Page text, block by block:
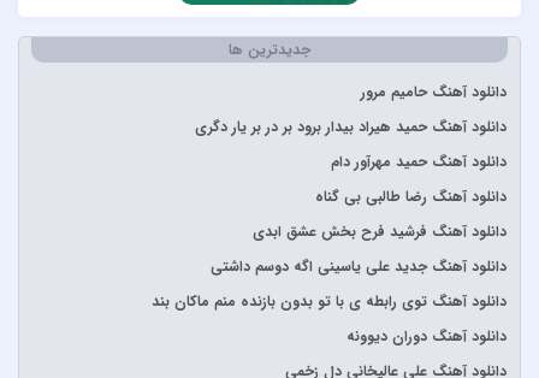
آرتا و آرون
آرتا و پارسالیپ
آرش AP
آرش و ساسی
آرمان گرشاسبی
آرمین زارعی
آرون افشار
آصف آریا
آیتوکان
آیسم
جدیدترین ها
دانلود آهنگ حامیم مرور
دانلود آهنگ حمید هیراد بیدار برود بر در بر یار دگری
دانلود آهنگ حمید مهرآور دام
دانلود آهنگ رضا طالبی بی گناه
دانلود آهنگ فرشید فرح بخش عشق ابدی
دانلود آهنگ جدید علی یاسینی اگه دوسم داشتی
دانلود آهنگ توی رابطه ی با تو بدون بازنده منم ماکان بند
دانلود آهنگ دوران دیوونه
دانلود آهنگ علی عالیخانی دل زخمی